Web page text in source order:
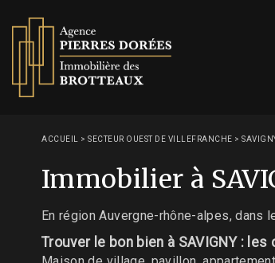
ACCUEIL > SECTEUR OUEST DE VILLEFRANCHE >
Immobilier à
En région Auvergne-rhône-alpes, dans
Trouver le bon bien à SAVIGNY :